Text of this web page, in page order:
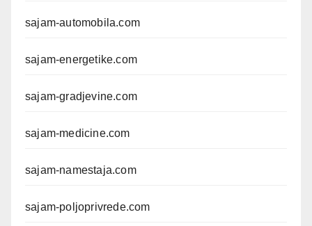
sajam-automobila.com
sajam-energetike.com
sajam-gradjevine.com
sajam-medicine.com
sajam-namestaja.com
sajam-poljoprivrede.com